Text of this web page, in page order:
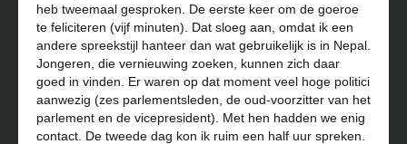
heb tweemaal gesproken. De eerste keer om de goeroe
te feliciteren (vijf minuten). Dat sloeg aan, omdat ik een
andere spreekstijl hanteer dan wat gebruikelijk is in Nepal.
Jongeren, die vernieuwing zoeken, kunnen zich daar
goed in vinden. Er waren op dat moment veel hoge politici
aanwezig (zes parlementsleden, de oud-voorzitter van het
parlement en de vicepresident). Met hen hadden we enig
contact. De tweede dag kon ik ruim een half uur spreken.